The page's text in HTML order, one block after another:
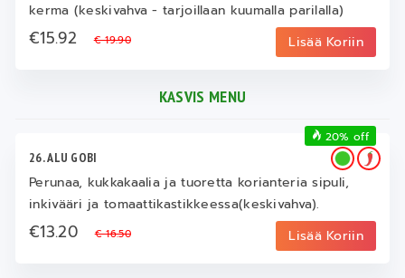
kerma (keskivahva - tarjoillaan kuumalla parilalla)
€15.92€ 19.90 Lisää Koriin
KASVIS MENU
26. ALU GOBI
Perunaa, kukkakaalia ja tuoretta korianteria sipuli,
inkivääri ja tomaattikastikkeessa(keskivahva).
€13.20€ 16.50 Lisää Koriin
20% off